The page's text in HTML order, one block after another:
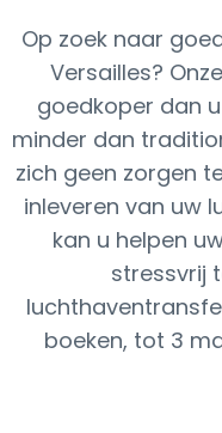
Op zoek naar
Versailles?
goedkoper dan
minder dan
zich geen zorgen
inleveren van uw
kan u helpen
stressvrij
boeken, tot 3